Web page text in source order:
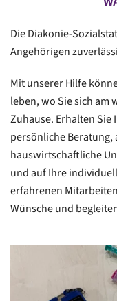
Die Diakonie-
Angehörigen
Mit unserer Hilfe
leben, wo Sie sich am
Zuhause. Erhalten
persönliche Beratung,
hauswirtschaftliche
und auf Ihre
erfahrenen
Wünsche und